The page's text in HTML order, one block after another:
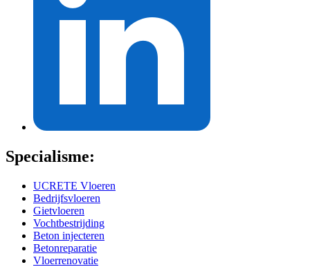
Specialisme:
UCRETE Vloeren
Bedrijfsvloeren
Gietvloeren
Vochtbestrijding
Beton injecteren
Betonreparatie
Vloerrenovatie